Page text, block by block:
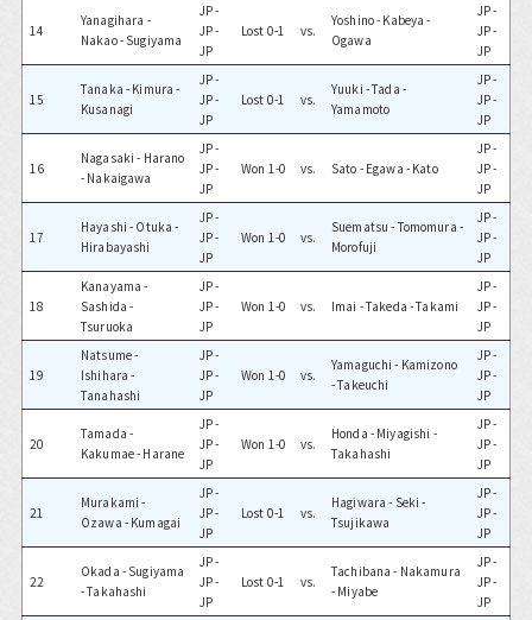
14
Yanagihara -
Nakao - Sugiyama
JP -
JP -
JP
Lost 0-1 vs.
Yoshino - Kabeya -
Ogawa
JP -
JP -
JP
15
Tanaka - Kimura -
Kusanagi
JP -
JP -
JP
Lost 0-1 vs.
Yuuki - Tada -
Yamamoto
JP -
JP -
JP
16
Nagasaki - Harano
- Nakaigawa
JP -
JP -
JP
Won 1-0 vs. Sato - Egawa - Kato
JP -
JP -
JP
17
Hayashi - Otuka -
Hirabayashi
JP -
JP -
JP
Won 1-0 vs.
Suematsu - Tomomura -
Morofuji
JP -
JP -
JP
18
Kanayama -
Sashida -
Tsuruoka
JP -
JP -
JP
Won 1-0 vs. Imai - Takeda - Takami
JP -
JP -
JP
19
Natsume -
Ishihara -
Tanahashi
JP -
JP -
JP
Won 1-0 vs.
Yamaguchi - Kamizono
- Takeuchi
JP -
JP -
JP
20
Tamada -
Kakumae - Harane
JP -
JP -
JP
Won 1-0 vs.
Honda - Miyagishi -
Takahashi
JP -
JP -
JP
21
Murakami -
Ozawa - Kumagai
JP -
JP -
JP
Lost 0-1 vs.
Hagiwara - Seki -
Tsujikawa
JP -
JP -
JP
22
Okada - Sugiyama
- Takahashi
JP -
JP -
JP
Lost 0-1 vs.
Tachibana - Nakamura
- Miyabe
JP -
JP -
JP